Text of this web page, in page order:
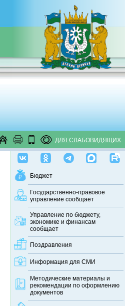
ДЛЯ СЛАБОВИДЯЩИХ
Бюджет
Государственно-правовое
управление сообщает
Управление по бюджету,
экономике и финансам
сообщает
Поздравления
Информация для СМИ
Методические материалы и
рекомендации по оформлению
документов